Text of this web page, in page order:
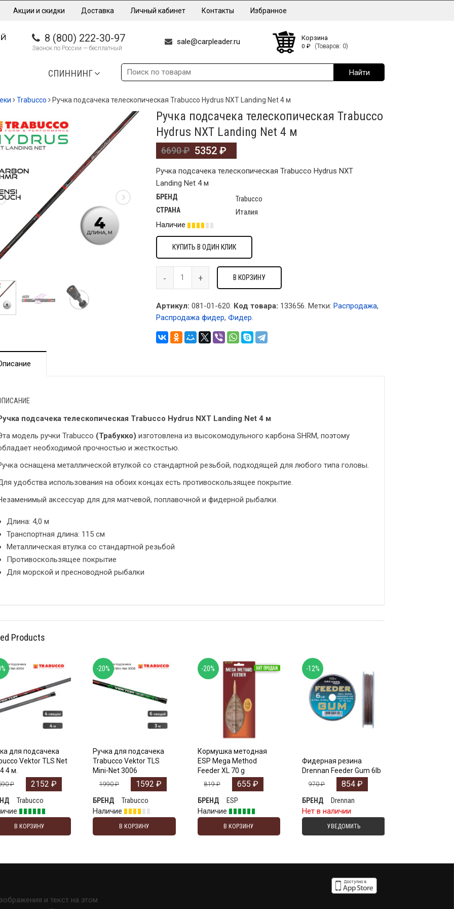
Акции и скидки Доставка Личный кабинет Контакты Избранное
8 (800) 222-30-97
Звонок по России — бесплатный
sale@carpleader.ru Корзина
0 ₽ (Товаров: 0)
СПИННИНГ
Trabucco Ручка подсачека телескопическая Trabucco Hydrus NXT Landing Net 4 м
Ручка подсачека телескопическая Trabucco
Hydrus NXT Landing Net 4 м
6690₽ 5352 ₽
Ручка подсачека телескопическая Trabucco Hydrus NXT
Landing Net 4 м
БРЕНД Trabucco
СТРАНА
Италия
Наличие
КУПИТЬ В ОДИН КЛИК
В КОРЗИНУ
Артикул: 081-01-620. Код товара: 133656. Метки: Распродажа,
Распродажа фидер, Фидер.
подсачека телескопическая Trabucco Hydrus NXT Landing Net 4 м
модель ручки Trabucco (Трабукко) изготовлена ​​из высокомодульного карбона SHRM, поэтому
необходимой прочностью и жесткостью.
оснащена металлической втулкой со стандартной резьбой, подходящей для любого типа головы.
удобства использования на обоих концах есть противоскользящее покрытие.
аксессуар для для матчевой, поплавочной и фидерной рыбалки.
Длина: 4,0 м
Транспортная длина: 115 см
Металлическая втулка со стандартной резьбой
Противоскользящее покрытие
Для морской и пресноводной рыбалки
Products
для подсачека
Vektor TLS Net
4 м.
₽ 2152 ₽
Trabucco
В КОРЗИНУ
Ручка для подсачека
Trabucco Vektor TLS
Mini-Net 3006
1990₽ 1592 ₽
БРЕНД
Trabucco
Наличие
В КОРЗИНУ
-20%
Кормушка методная
ESP Mega Method
Feeder XL 70 g
819₽ 655 ₽
БРЕНД
ESP
Наличие
В КОРЗИНУ
-20%
Фидерная резина
Drennan Feeder Gum 6lb
970₽ 854₽
БРЕНД
Drennan
Нет в наличии
УВЕДОМИТЬ
-12%
и текст на этом